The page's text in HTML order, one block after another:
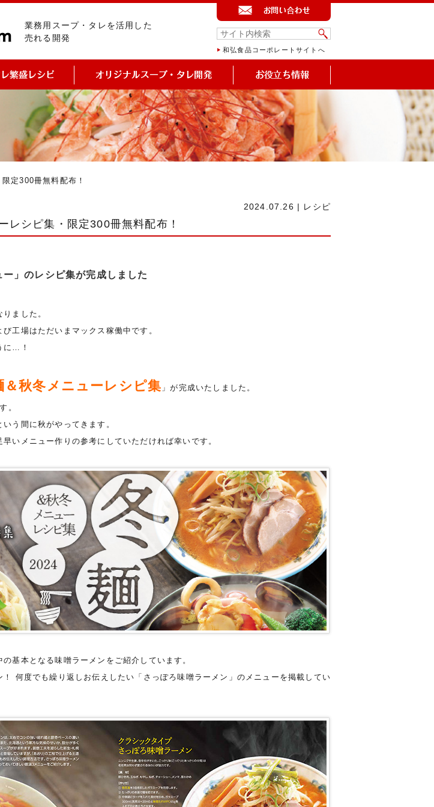
業務用スープ・タレを活用した
売れる開発
和弘食品コーポレートサイトへ
定300冊無料配布！
2024.07.26 | レシピ
レシピ集・限定300冊無料配布！
」のレシピ集が完成しました
ました。
工場はただいまマックス稼働中です。
に…！
＆秋冬メニューレシピ集 」が完成いたしました。
。
う間に秋がやってきます。
いメニュー作りの参考にしていただければ幸いです。
基本となる味噌ラーメンをご紹介しています。
何度でも繰り返しお伝えしたい「さっぽろ味噌ラーメン」のメニューを掲載してい